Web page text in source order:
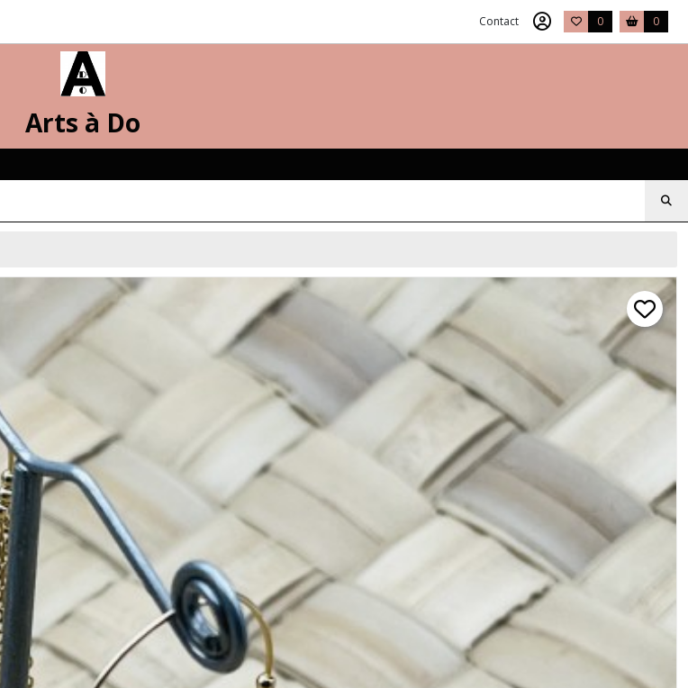
Contact 0 0
Arts à Do